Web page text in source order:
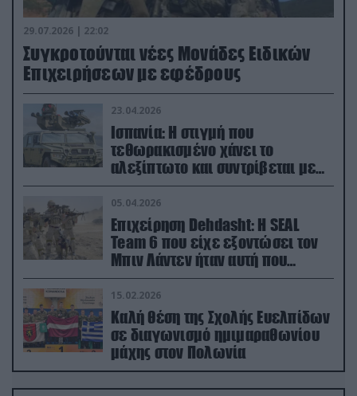
29.07.2026 | 22:02
Συγκροτούνται νέες Μονάδες Ειδικών
Επιχειρήσεων με εφέδρους
23.04.2026
Ισπανία: Η στιγμή που
τεθωρακισμένο χάνει το
αλεξίπτωτο και συντρίβεται με
ορμή στο έδαφος (βίντεο)
05.04.2026
Επιχείρηση Dehdasht: Η SEAL
Team 6 που είχε εξοντώσει τον
Μπιν Λάντεν ήταν αυτή που
διέσωσε τον πιλότο του F-15
15.02.2026
Καλή θέση της Σχολής Ευελπίδων
σε διαγωνισμό ημιμαραθωνίου
μάχης στον Πολωνία